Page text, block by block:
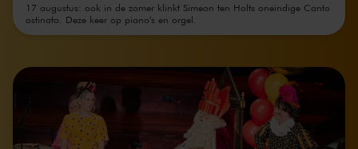
17 augustus: ook in de zomer klinkt Simeon ten Holts oneindige Canto
ostinato. Deze keer op piano's en orgel.